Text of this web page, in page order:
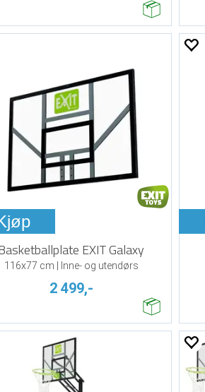
EXIT Galaxy
116x77 cm | Inne- og utendørs
2 499,-